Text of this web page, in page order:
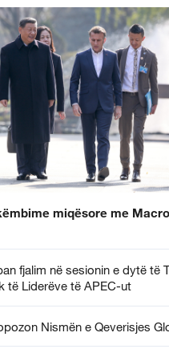
miqësore me
fjalim në sesionin e dytë të
të Liderëve të APEC-ut
Nismën e Qeverisjes